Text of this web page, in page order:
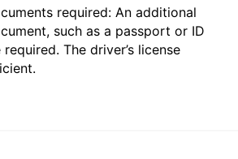
required: An additional
such as a passport or ID
The driver’s license